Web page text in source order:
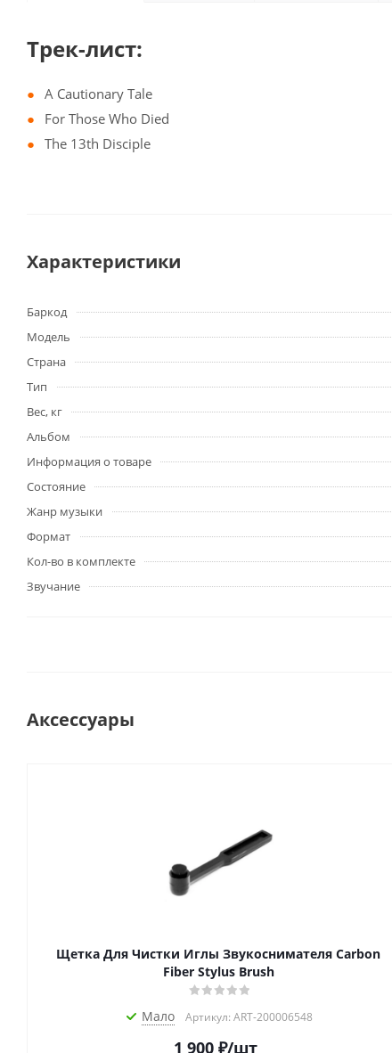
Трек-лист:
A Cautionary Tale
For Those Who Died
The 13th Disciple
Характеристики
Баркод
Модель
Страна
Тип
Вес, кг
Альбом
Информация о товаре
Состояние
Жанр музыки
Формат
Кол-во в комплекте
Звучание
Аксессуары
Щетка Для Чистки Иглы Звукоснимателя Carbon
Fiber Stylus Brush
Мало Артикул: ART-200006548
1 900₽/шт